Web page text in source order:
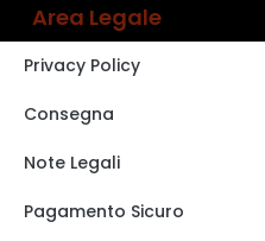
Area Legale
Privacy Policy
Consegna
Note Legali
Pagamento Sicuro
VISITA IL NOSTRO